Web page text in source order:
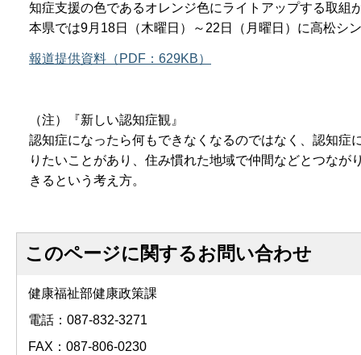
知症支援の色であるオレンジ色にライトアップする取組
本県では9月18日（木曜日）～22日（月曜日）に高松シ
報道提供資料（PDF：629KB）
（注）『新しい認知症観』
認知症になったら何もできなくなるのではなく、認知
りたいことがあり、住み慣れた地域で仲間などとつなが
きるという考え方。
このページに関するお問い合わせ
健康福祉部健康政策課
電話：087-832-3271
FAX：087-806-0230